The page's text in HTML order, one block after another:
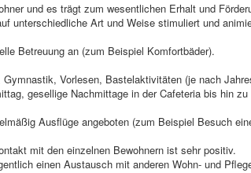
und es trägt zum wesentlichen Erhalt und
unterschiedliche Art und Weise stimuliert und
Betreuung an (zum Beispiel Komfortbäder).
Vorlesen, Bastelaktivitäten (je nach
gesellige Nachmittage in der Cafeteria bis hin zu
Ausflüge angeboten (zum Beispiel Besuch
mit den einzelnen Bewohnern ist sehr positiv.
einen Austausch mit anderen Wohn- und